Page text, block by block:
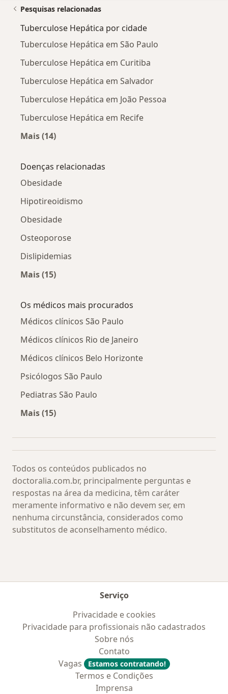
Pesquisas relacionadas
Tuberculose Hepática por cidade
Tuberculose Hepática em São Paulo
Tuberculose Hepática em Curitiba
Tuberculose Hepática em Salvador
Tuberculose Hepática em João Pessoa
Tuberculose Hepática em Recife
Mais (14)
Doenças relacionadas
Obesidade
Hipotireoidismo
Obesidade
Osteoporose
Dislipidemias
Mais (15)
Os médicos mais procurados
Médicos clínicos São Paulo
Médicos clínicos Rio de Janeiro
Médicos clínicos Belo Horizonte
Psicólogos São Paulo
Pediatras São Paulo
Mais (15)
Todos os conteúdos publicados no
doctoralia.com.br, principalmente perguntas e
respostas na área da medicina, têm caráter
meramente informativo e não devem ser, em
nenhuma circunstância, considerados como
substitutos de aconselhamento médico.
Serviço
Privacidade e cookies
Privacidade para profissionais não cadastrados
Sobre nós
Contato
Vagas
Estamos contratando!
Termos e Condições
Imprensa